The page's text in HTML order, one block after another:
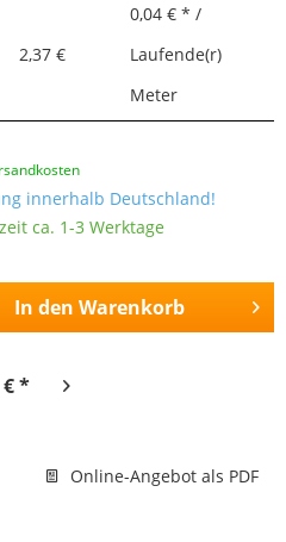
2,37 €
0,04 € * /
Laufende(r)
Meter
innerhalb Deutschland!
ca. 1-3 Werktage
In den Warenkorb
*
Online-Angebot als PDF